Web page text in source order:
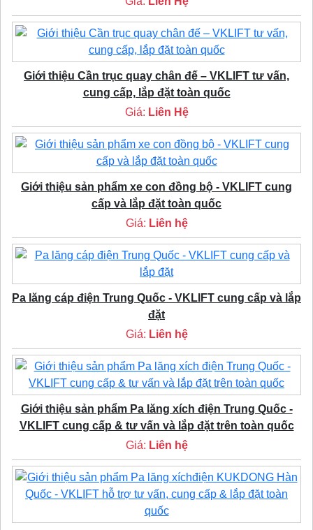
Giới thiệu Cần trục quay chân đế – VKLIFT tư vấn,
cung cấp, lắp đặt toàn quốc
Giá: Liên Hệ
Giới thiệu sản phẩm xe con đồng bộ - VKLIFT cung
cấp và lắp đặt toàn quốc
Giá: Liên hệ
Pa lăng cáp điện Trung Quốc - VKLIFT cung cấp và lắp
đặt
Giá: Liên hệ
Giới thiệu sản phẩm Pa lăng xích điện Trung Quốc -
VKLIFT cung cấp & tư vấn và lắp đặt trên toàn quốc
Giá: Liên hệ